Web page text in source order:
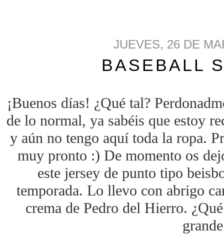
JUEVES, 26 DE
BASEBALL
¡Buenos días! ¿Qué tal?
de lo normal, ya sabéis que estoy
y aún no tengo aquí toda la ropa.
muy pronto :) De momento os
este jersey de punto tipo
temporada. Lo llevo con abrigo
crema de Pedro del Hierro.